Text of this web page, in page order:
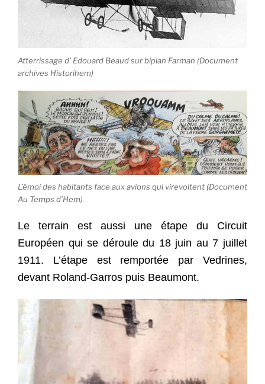
Atterrissage d’ Edouard Beaud sur biplan Farman (Document
archives Historihem)
L’émoi des habitants face aux avions qui virevoltent (Document
Au Temps d’Hem)
Le terrain est aussi une étape du Circuit
Européen qui se déroule du 18 juin au 7 juillet
1911. L’étape est remportée par Vedrines,
devant Roland-Garros puis Beaumont.